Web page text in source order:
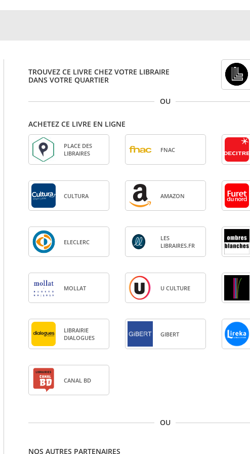
TROUVEZ CE LIVRE CHEZ VOTRE LIBRAIRE
DANS VOTRE QUARTIER
OU
ACHETEZ CE LIVRE EN LIGNE
PLACE DES
LIBRAIRES
FNAC
CULTURA AMA­ZON
ELE­CLERC
LES
LIBRAIRES.FR
MOL­LAT U CULTURE
LIBRAI­RIE
DIA­LOGUES
GIBERT
CANAL BD
OU
NOS AUTRES PARTENAIRES